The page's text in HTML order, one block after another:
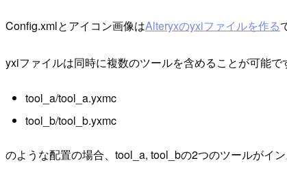
Config.xmlとアイコン画像はAlteryxのyxiファイルを作る
yxiファイルは同時に複数のツールを含めることが可能
tool_a/tool_a.yxmc
tool_b/tool_b.yxmc
のような配置の場合、tool_a, tool_bの2つのツールがイン